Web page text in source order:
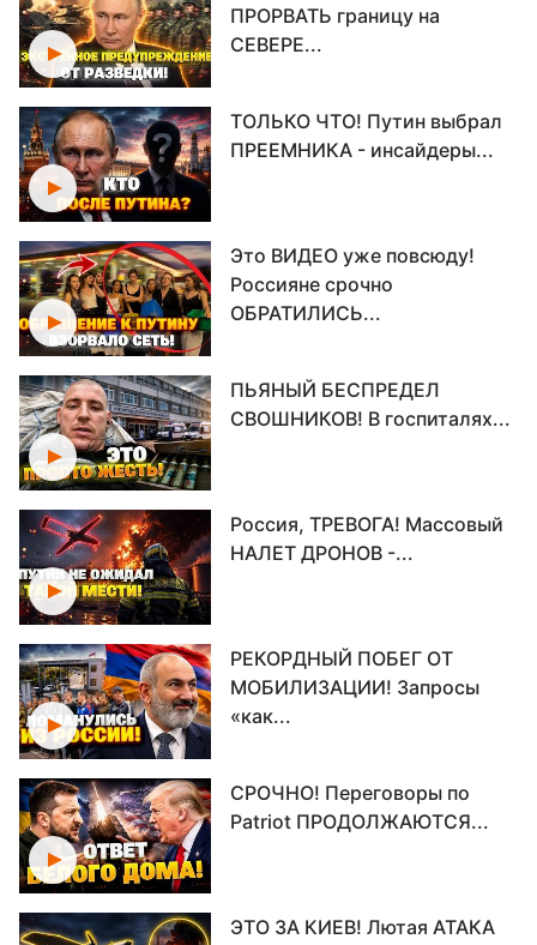
ПРОРВАТЬ границу на
СЕВЕРЕ...
ТОЛЬКО ЧТО! Путин выбрал
ПРЕЕМНИКА - инсайдеры...
Это ВИДЕО уже повсюду!
Россияне срочно
ОБРАТИЛИСЬ...
ПЬЯНЫЙ БЕСПРЕДЕЛ
СВОШНИКОВ! В госпиталях...
Россия, ТРЕВОГА! Массовый
НАЛЕТ ДРОНОВ -...
РЕКОРДНЫЙ ПОБЕГ ОТ
МОБИЛИЗАЦИИ! Запросы
«как...
СРОЧНО! Переговоры по
Patriot ПРОДОЛЖАЮТСЯ...
ЭТО ЗА КИЕВ! Лютая АТАКА